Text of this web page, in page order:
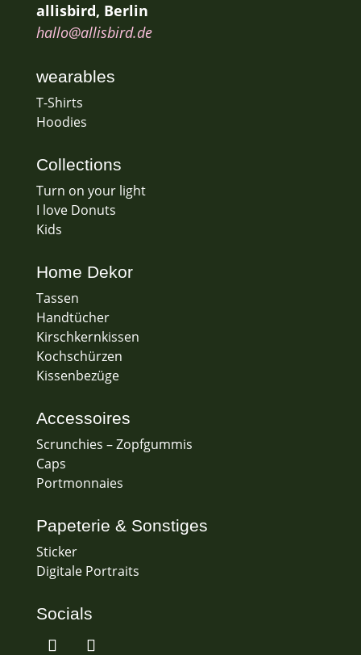
allisbird, Berlin
hallo@allisbird.de
wearables
T-Shirts
Hoodies
Collections
Turn on your light
I love Donuts
Kids
Home Dekor
Tassen
Handtücher
Kirschkernkissen
Kochschürzen
Kissenbezüge
Accessoires
Scrunchies – Zopfgummis
Caps
Portmonnaies
Papeterie & Sonstiges
Sticker
Digitale Portraits
Socials